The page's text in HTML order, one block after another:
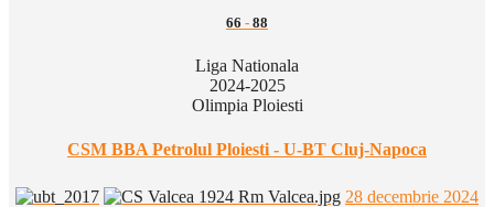
66 - 88
Liga Nationala
2024-2025
Olimpia Ploiesti
CSM BBA Petrolul Ploiesti - U-BT Cluj-Napoca
28 decembrie 2024